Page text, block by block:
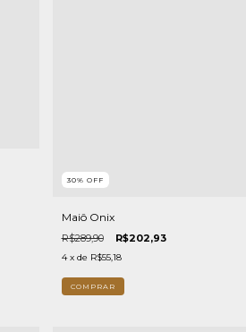
30% OFF
Maiô Onix
R$289,90 R$202,93
4 x de R$55,18
COMPRAR